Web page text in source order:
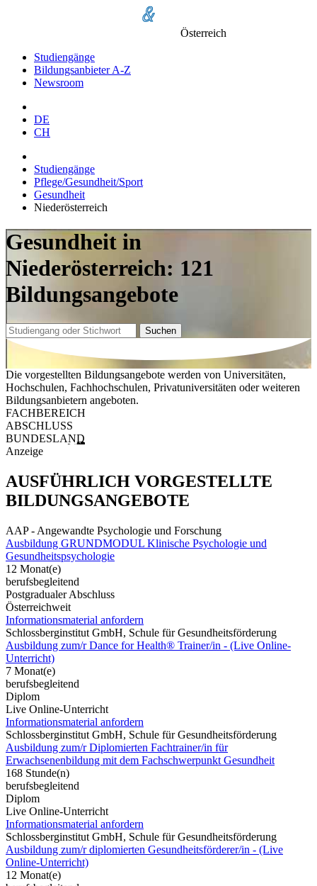
Österreich
Studiengänge
Bildungsanbieter A-Z
Newsroom
DE
CH
Studiengänge
Pflege/Gesundheit/Sport
Gesundheit
Niederösterreich
Gesundheit in
Niederösterreich: 121
Bildungsangebote
Suchen
Die vorgestellten Bildungsangebote werden von Universitäten,
Hochschulen, Fachhochschulen, Privatuniversitäten oder weiteren
Bildungsanbietern angeboten.
FACHBEREICH
ABSCHLUSS
BUNDESLAND
Anzeige
AUSFÜHRLICH VORGESTELLTE
BILDUNGSANGEBOTE
AAP - Angewandte Psychologie und Forschung
Ausbildung GRUNDMODUL Klinische Psychologie und
Gesundheitspsychologie
12 Monat(e)
berufsbegleitend
Postgradualer Abschluss
Österreichweit
Informationsmaterial anfordern
Schlossberginstitut GmbH, Schule für Gesundheitsförderung
Ausbildung zum/r Dance for Health® Trainer/in - (Live Online-
Unterricht)
7 Monat(e)
berufsbegleitend
Diplom
Live Online-Unterricht
Informationsmaterial anfordern
Schlossberginstitut GmbH, Schule für Gesundheitsförderung
Ausbildung zum/r Diplomierten Fachtrainer/in für
Erwachsenenbildung mit dem Fachschwerpunkt Gesundheit
168 Stunde(n)
berufsbegleitend
Diplom
Live Online-Unterricht
Informationsmaterial anfordern
Schlossberginstitut GmbH, Schule für Gesundheitsförderung
Ausbildung zum/r diplomierten Gesundheitsförderer/in - (Live
Online-Unterricht)
12 Monat(e)